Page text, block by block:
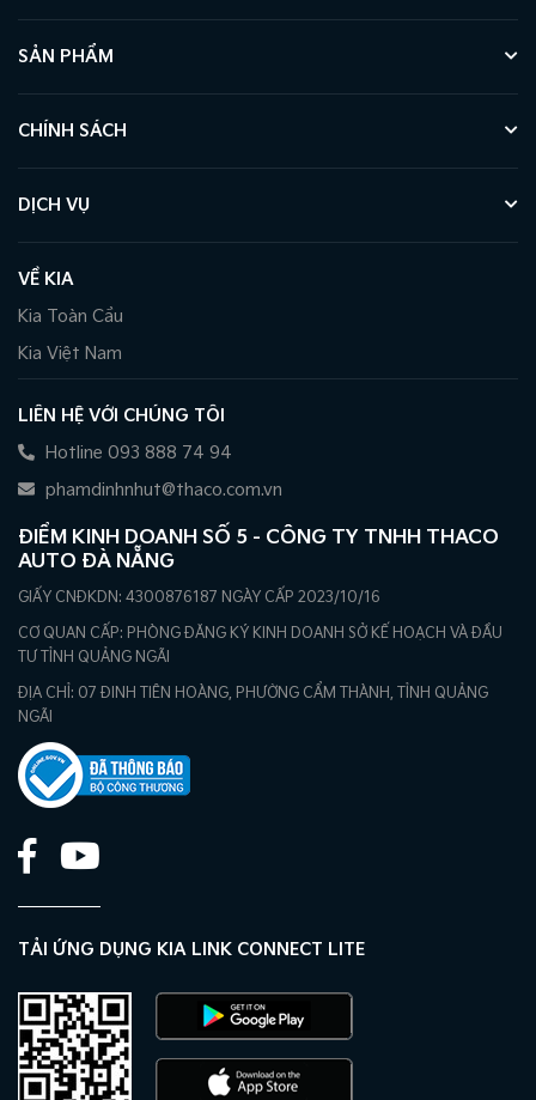
SẢN PHẨM
CHÍNH SÁCH
DỊCH VỤ
VỀ KIA
Kia Toàn Cầu
Kia Việt Nam
LIÊN HỆ VỚI CHÚNG TÔI
Hotline 093 888 74 94
phamdinhnhut@thaco.com.vn
ĐIỂM KINH DOANH SỐ 5 - CÔNG TY TNHH THACO
AUTO ĐÀ NẴNG
GIẤY CNĐKDN: 4300876187 NGÀY CẤP 2023/10/16
CƠ QUAN CẤP: PHÒNG ĐĂNG KÝ KINH DOANH SỞ KẾ HOẠCH VÀ ĐẦU
TƯ TỈNH QUẢNG NGÃI
ĐỊA CHỈ: 07 ĐINH TIÊN HOÀNG, PHƯỜNG CẨM THÀNH, TỈNH QUẢNG
NGÃI
TẢI ỨNG DỤNG KIA LINK CONNECT LITE